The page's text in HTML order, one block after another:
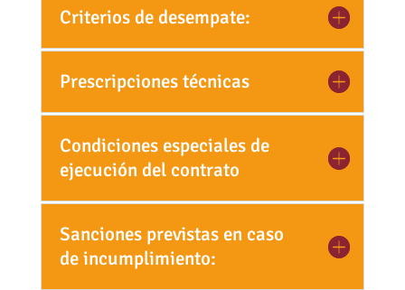
Criterios de desempate:
Prescripciones técnicas
Condiciones especiales de
ejecución del contrato
Sanciones previstas en caso
de incumplimiento: